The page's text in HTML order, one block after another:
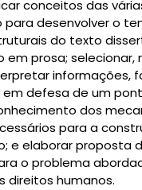
conceitos das
desenvolver o
do texto
prosa; selecionar,
informações,
defesa de um
dos
para a
e elaborar proposta
o problema
direitos humanos.